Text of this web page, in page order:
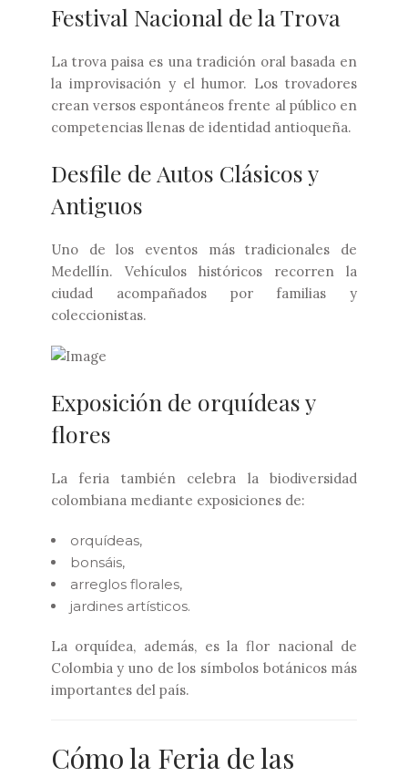
Festival Nacional de la Trova
La trova paisa es una tradición oral basada en
la improvisación y el humor. Los trovadores
crean versos espontáneos frente al público en
competencias llenas de identidad antioqueña.
Desfile de Autos Clásicos y
Antiguos
Uno de los eventos más tradicionales de
Medellín. Vehículos históricos recorren la
ciudad acompañados por familias y
coleccionistas.
Exposición de orquídeas y
flores
La feria también celebra la biodiversidad
colombiana mediante exposiciones de:
orquídeas,
bonsáis,
arreglos florales,
jardines artísticos.
La orquídea, además, es la flor nacional de
Colombia y uno de los símbolos botánicos más
importantes del país.
Cómo la Feria de las